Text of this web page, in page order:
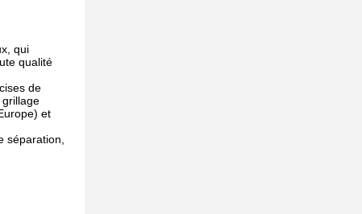
qui
qualité
de
et
séparation,